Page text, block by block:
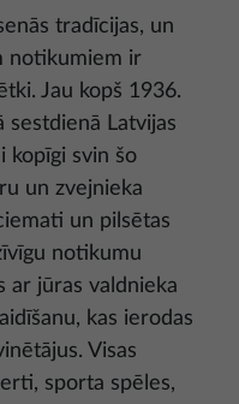
tradīcijas, un
notikumiem ir
Jau kopš 1936.
sestdienā Latvijas
kopīgi svin šo
un zvejnieka
un pilsētas
notikumu
ar jūras valdnieka
kas ierodas
Visas
sporta spēles,